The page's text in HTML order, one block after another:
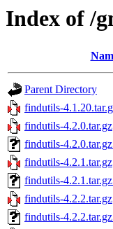
Index of /
Parent Directory
findutils-
findutils-4.2.0.tar.gz
findutils-
findutils-4.2.1.tar.gz
findutils-
findutils-4.2.2.tar.gz
findutils-